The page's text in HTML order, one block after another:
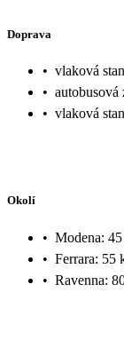
Doprava
• vlaková
• autobusová
• vlaková
Okolí
• Modena:
• Ferrara: 55
• Ravenna: